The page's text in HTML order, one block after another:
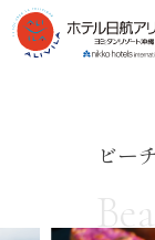
ビー